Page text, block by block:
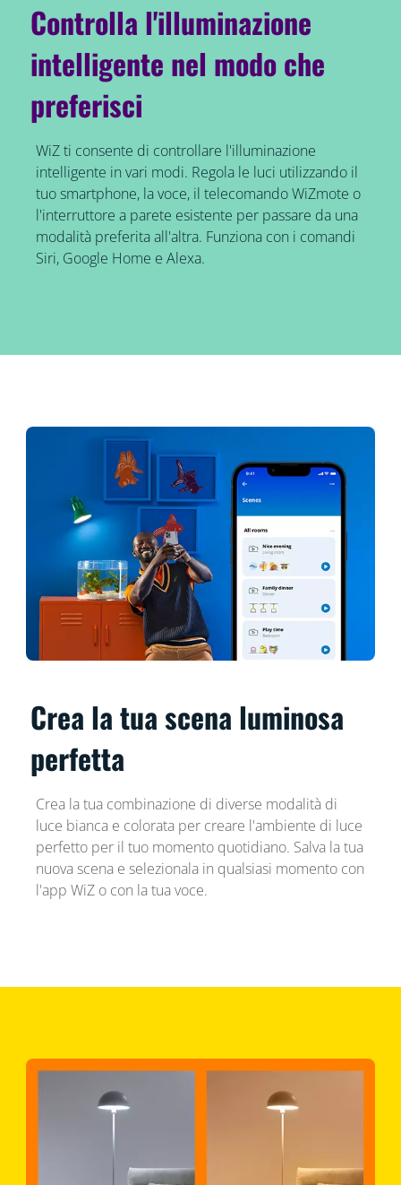
Controlla l'illuminazione
intelligente nel modo che
preferisci
WiZ ti consente di controllare l'illuminazione
intelligente in vari modi. Regola le luci utilizzando il
tuo smartphone, la voce, il telecomando WiZmote o
l'interruttore a parete esistente per passare da una
modalità preferita all'altra. Funziona con i comandi
Siri, Google Home e Alexa.
Crea la tua scena luminosa
perfetta
Crea la tua combinazione di diverse modalità di
luce bianca e colorata per creare l'ambiente di luce
perfetto per il tuo momento quotidiano. Salva la tua
nuova scena e selezionala in qualsiasi momento con
l'app WiZ o con la tua voce.